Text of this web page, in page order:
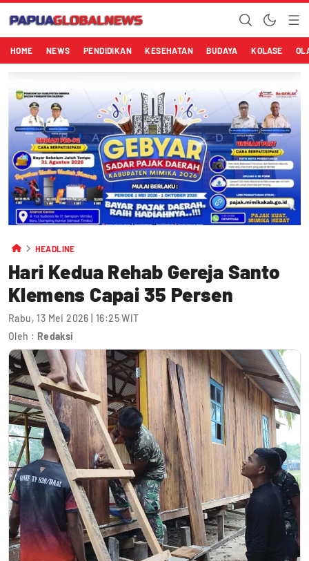
HOME NEWS PENDIDIKAN KESEHATAN BUDAYA KOLASE
HEADLINE
Hari Kedua Rehab Gereja Santo
Klemens Capai 35 Persen
Rabu, 13 Mei 2026 | 16:25 WIT
Oleh : Redaksi